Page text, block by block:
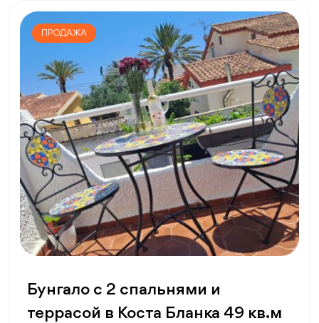
ПРОДАЖА
Бунгало с 2 спальнями и
террасой в Коста Бланка 49 кв.м